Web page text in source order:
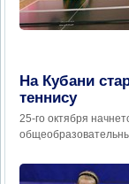
На Кубани
теннису
25-го октября